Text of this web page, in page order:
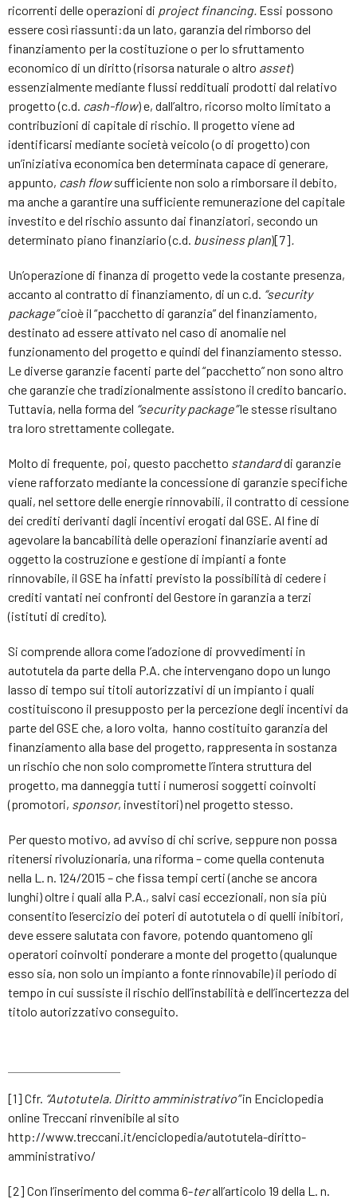
ricorrenti delle operazioni di project financing. Essi possono
essere così riassunti:da un lato, garanzia del rimborso del
finanziamento per la costituzione o per lo sfruttamento
economico di un diritto (risorsa naturale o altro asset)
essenzialmente mediante flussi reddituali prodotti dal relativo
progetto (c.d. cash-flow) e, dall’altro, ricorso molto limitato a
contribuzioni di capitale di rischio. Il progetto viene ad
identificarsi mediante società veicolo (o di progetto) con
un’iniziativa economica ben determinata capace di generare,
appunto, cash flowsufficiente non solo a rimborsare il debito,
ma anche a garantire una sufficiente remunerazione del capitale
investito e del rischio assunto dai finanziatori, secondo un
determinato piano finanziario (c.d. business plan)[7]
Un’operazione di finanza di progetto vede la costante presenza,
accanto al contratto di finanziamento, di un c.d. “security
package”cioè il “pacchetto di garanzia” del finanziamento,
destinato ad essere attivato nel caso di anomalie nel
funzionamento del progetto e quindi del finanziamento stesso.
Le diverse garanzie facenti parte del “pacchetto” non sono altro
che garanzie che tradizionalmente assistono il credito bancario.
Tuttavia, nella forma del “security package”le stesse risultano
tra loro strettamente collegate.
Molto di frequente, poi, questo pacchetto standarddi garanzie
viene rafforzato mediante la concessione di garanzie specifiche
quali, nel settore delle energie rinnovabili, il contratto di cessione
dei crediti derivanti dagli incentivi erogati dal GSE. Al fine di
agevolare la bancabilità delle operazioni finanziarie aventi ad
oggetto la costruzione e gestione di impianti a fonte
rinnovabile, il GSE ha infatti previsto la possibilità di cedere i
crediti vantati nei confronti del Gestore in garanzia a terzi
(istituti di credito).
Si comprende allora come l’adozione di provvedimenti in
autotutela da parte della P.A. che intervengano dopo un lungo
lasso di tempo sui titoli autorizzativi di un impianto i quali
costituiscono il presupposto per la percezione degli incentivi da
parte del GSE che, a loro volta, hanno costituito garanzia del
finanziamento alla base del progetto, rappresenta in sostanza
un rischio che non solo compromette l’intera struttura del
progetto, ma danneggia tutti i numerosi soggetti coinvolti
(promotori, sponsor, investitori) nel progetto stesso.
Per questo motivo, ad avviso di chi scrive, seppure non possa
ritenersi rivoluzionaria, una riforma – come quella contenuta
nella L. n. 124/2015 – che fissa tempi certi (anche se ancora
lunghi) oltre i quali alla P.A., salvi casi eccezionali, non sia più
consentito l’esercizio dei poteri di autotutela o di quelli inibitori,
deve essere salutata con favore, potendo quantomeno gli
operatori coinvolti ponderare a monte del progetto (qualunque
esso sia, non solo un impianto a fonte rinnovabile) il periodo di
tempo in cui sussiste il rischio dell’instabilità e dell’incertezza del
titolo autorizzativo conseguito.
[1] Cfr. “Autotutela. Diritto amministrativo”in Enciclopedia
online Treccani rinvenibile al sito
http://www.treccani.it/enciclopedia/autotutela-diritto-
amministrativo/
[2] Con l’inserimento del comma 6-terall’articolo 19 della L. n.